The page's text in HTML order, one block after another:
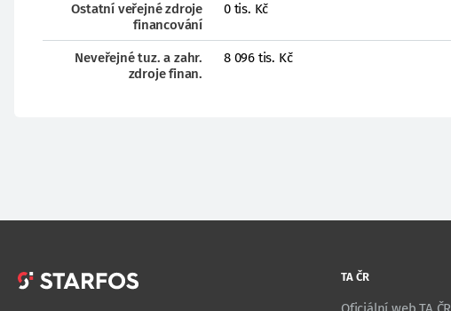
Ostatní veřejné zdroje
financování
0 tis. Kč
Neveřejné tuz. a zahr.
zdroje finan.
8 096 tis. Kč
TA ČR